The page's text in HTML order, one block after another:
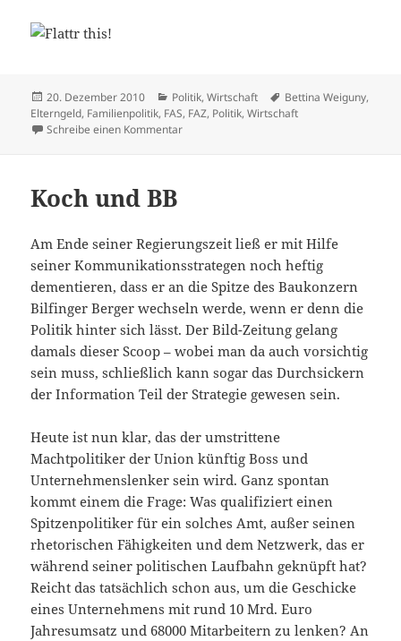
Veröffentlicht
am
20. Dezember 2010 Kategorien
Politik,Wirtschaft Schlagwörter
Bettina Weiguny,
Elterngeld, Familienpolitik, FAS, FAZ, Politik,Wirtschaft
Schreibe einen Kommentarzu Dann wandern Sie doch aus, Frau
Koch und BB
Am Ende seiner Regierungszeit ließ er mit Hilfe
seiner Kommunikationsstrategen noch heftig
dementieren, dass er an die Spitze des Baukonzern
Bilfinger Berger wechseln werde, wenn er denn die
Politik hinter sich lässt. Der Bild-Zeitung gelang
damals dieser Scoop – wobei man da auch vorsichtig
sein muss, schließlich kann sogar das Durchsickern
der Information Teil der Strategie gewesen sein.
Heute ist nun klar, das der umstrittene
Machtpolitiker der Union künftig Boss und
Unternehmenslenker sein wird. Ganz spontan
kommt einem die Frage: Was qualifiziert einen
Spitzenpolitiker für ein solches Amt, außer seinen
rhetorischen Fähigkeiten und dem Netzwerk, das er
während seiner politischen Laufbahn geknüpft hat?
Reicht das tatsächlich schon aus, um die Geschicke
eines Unternehmens mit rund 10 Mrd. Euro
Jahresumsatz und 68000 Mitarbeitern zu lenken? An